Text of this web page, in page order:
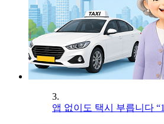
3.
앱 없이도 택시 부릅니다